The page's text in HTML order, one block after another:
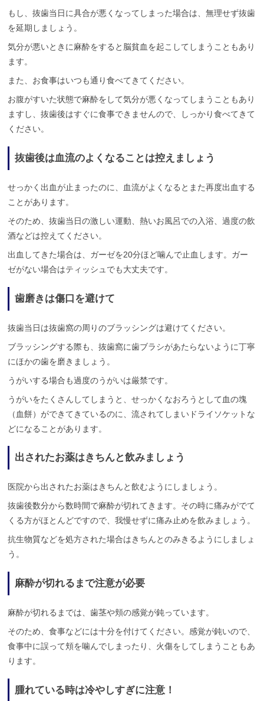
もし、抜歯当日に具合が悪くなってしまった場合は、無理せず抜歯
を延期しましょう。
気分が悪いときに麻酔をすると脳貧血を起こしてしまうこともあり
ます。
また、お食事はいつも通り食べてきてください。
お腹がすいた状態で麻酔をして気分が悪くなってしまうこともあり
ますし、抜歯後はすぐに食事できませんので、しっかり食べてきて
ください。
抜歯後は血流のよくなることは控えましょう
せっかく出血が止まったのに、血流がよくなるとまた再度出血する
ことがあります。
そのため、抜歯当日の激しい運動、熱いお風呂での入浴、過度の飲
酒などは控えてください。
出血してきた場合は、ガーゼを20分ほど噛んで止血します。ガー
ゼがない場合はティッシュでも大丈夫です。
歯磨きは傷口を避けて
抜歯当日は抜歯窩の周りのブラッシングは避けてください。
ブラッシングする際も、抜歯窩に歯ブラシがあたらないように丁寧
にほかの歯を磨きましょう。
うがいする場合も過度のうがいは厳禁です。
うがいをたくさんしてしまうと、せっかくなおろうとして血の塊
（血餅）ができてきているのに、流されてしまいドライソケットな
どになることがあります。
出されたお薬はきちんと飲みましょう
医院から出されたお薬はきちんと飲むようにしましょう。
抜歯後数分から数時間で麻酔が切れてきます。その時に痛みがでて
くる方がほとんどですので、我慢せずに痛み止めを飲みましょう。
抗生物質などを処方された場合はきちんとのみきるようにしましょ
う。
麻酔が切れるまで注意が必要
麻酔が切れるまでは、歯茎や頬の感覚が鈍っています。
そのため、食事などには十分を付けてください。感覚が鈍いので、
食事中に誤って頬を噛んでしまったり、火傷をしてしまうこともあ
ります。
腫れている時は冷やしすぎに注意！